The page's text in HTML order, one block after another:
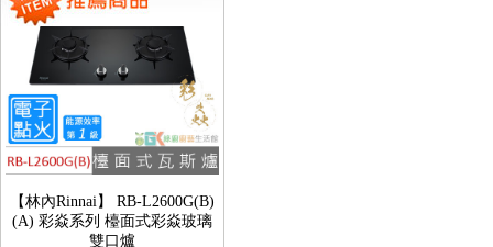
【林內Rinnai】 RB-L2600G(B)
(A) 彩焱系列 檯面式彩焱玻璃
雙口爐